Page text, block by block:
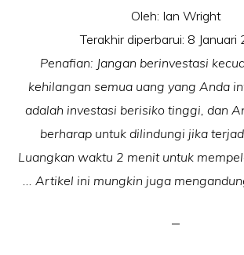
Oleh: Ian Wright
Terakhir diperbarui: 8 Januari
Penafian: Jangan berinvestasi
kehilangan semua uang yang Anda
adalah investasi berisiko tinggi, dan
berharap untuk dilindungi jika
Luangkan waktu 2 menit untuk
... Artikel ini mungkin juga